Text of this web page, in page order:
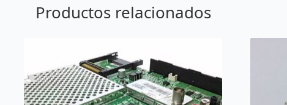
Productos relacionados